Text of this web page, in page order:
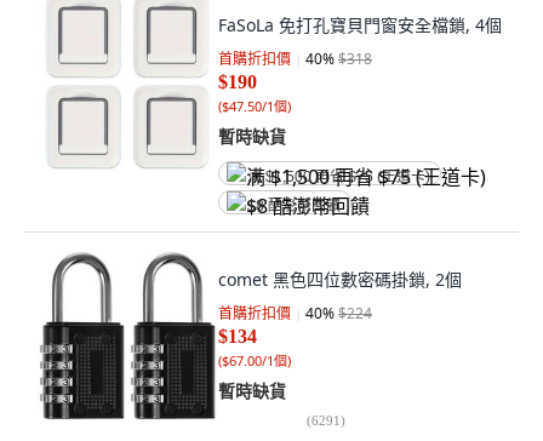
FaSoLa 免打孔寶貝門窗安全檔鎖, 4個
首購折扣價 40%$318
$190
($47.50/1個)
暫時缺貨
满 $1,500 再省 $75 (王道卡)
$8 酷澎幣回饋
comet 黑色四位數密碼掛鎖, 2個
首購折扣價 40%$224
$134
($67.00/1個)
暫時缺貨
(6291)